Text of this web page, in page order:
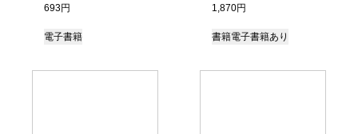
693円
電子書籍
1,870円
書籍電子書籍あり